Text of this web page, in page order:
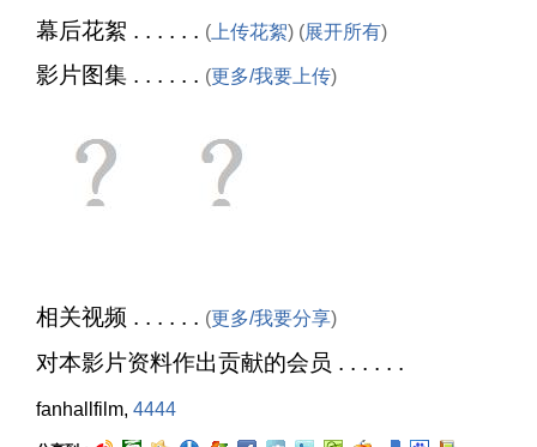
幕后花絮 . . . . . . ( 上传花絮) (展开所有)
影片图集 . . . . . . (更多/我要上传)
相关视频 . . . . . . (更多/我要分享)
对本影片资料作出贡献的会员 . . . . . .
fanhallfilm, 4444